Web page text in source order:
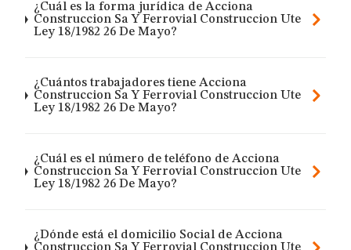
¿Cuál es la forma jurídica de Acciona
Construccion Sa Y Ferrovial Construccion Ute
Ley 18/1982 26 De Mayo?
¿Cuántos trabajadores tiene Acciona
Construccion Sa Y Ferrovial Construccion Ute
Ley 18/1982 26 De Mayo?
¿Cuál es el número de teléfono de Acciona
Construccion Sa Y Ferrovial Construccion Ute
Ley 18/1982 26 De Mayo?
¿Dónde está el domicilio Social de Acciona